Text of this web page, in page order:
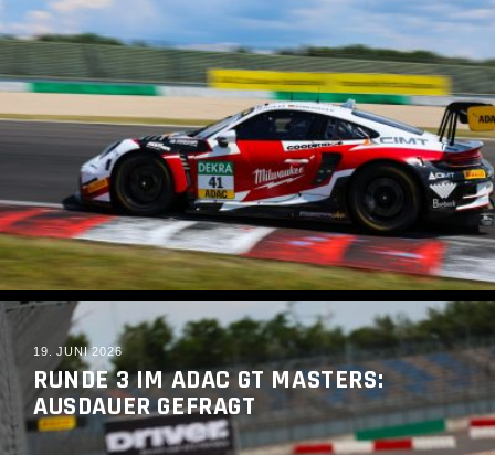
READ MORE
19. JUNI 2026
RUNDE 3 IM ADAC GT MASTERS:
AUSDAUER GEFRAGT